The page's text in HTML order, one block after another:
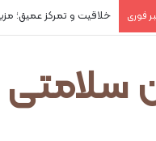
فوری خلاقیت و تمرکز عمیق؛
سلامتی